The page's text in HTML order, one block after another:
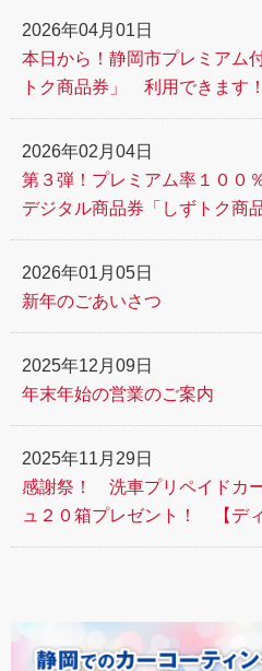
2026年04月01日
本日から！静岡市プレミアム
トク商品券」 利用できます！
2026年02月04日
第３弾！プレミアム率１００
デジタル商品券「しずトク商
2026年01月05日
新年のごあいさつ
2025年12月09日
年末年始の営業のご案内
2025年11月29日
感謝祭！ 洗車プリペイドカ
ュ２０箱プレゼント！ 【デ